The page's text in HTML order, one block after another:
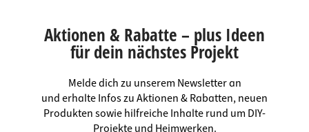
Aktionen & Rabatte – plus Ideen
für dein nächstes Projekt
Melde dich zu unserem Newsletter an
und erhalte Infos zu Aktionen & Rabatten, neuen
Produkten sowie hilfreiche Inhalte rund um DIY-
Projekte und Heimwerken.